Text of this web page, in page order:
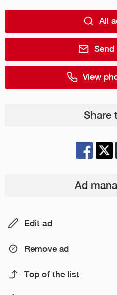
All
Send
View
Share
Ad
Edit ad
Remove ad
Top of the list